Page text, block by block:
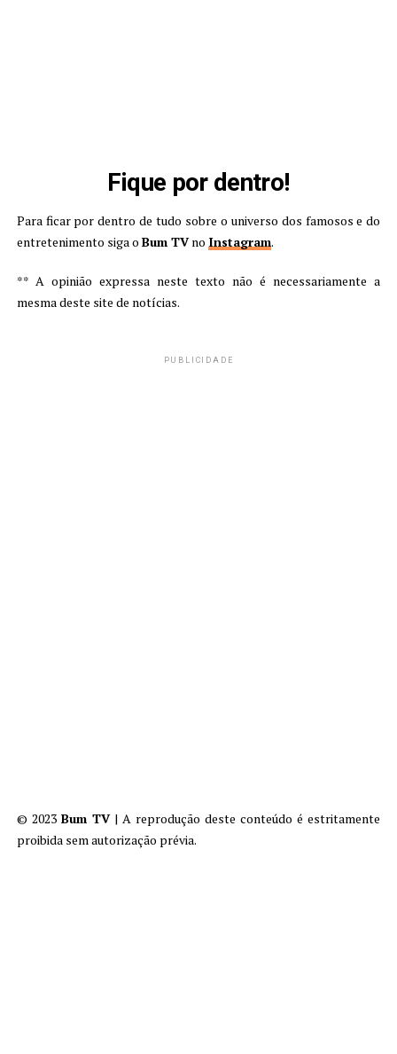
Fique por dentro!
Para ficar por dentro de tudo sobre o universo dos famosos e do
entretenimento siga o Bum TVno Instagram.
** A opinião expressa neste texto não é necessariamente a
mesma deste site de notícias.
PUBLICIDADE
© 2023 Bum TV| A reprodução deste conteúdo é estritamente
proibida sem autorização prévia.